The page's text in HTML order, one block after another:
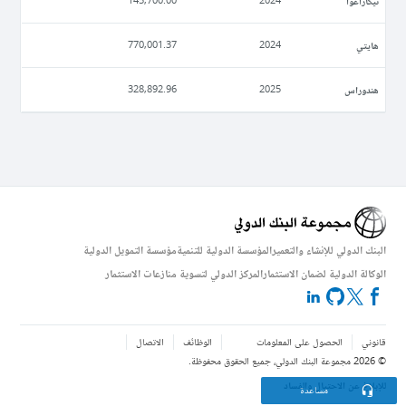
ھايتي 2024
770,001.37
ھندوراس 2025
328,892.96
مساعدة
البنك الدولي للإنشاء والتعميرالمؤسسة الدولية للتنميةمؤسسة التمويل الدولية
الوكالة الدولية لضمان الاستثمارالمركز الدولي لتسوية منازعات الاستثمار
قانوني الحصول على المعلومات الوظائف
الاتصال
©
2026 مجموعة البنك الدولي، جميع الحقوق محفوظة.
للإبلاغ عن الاحتيال والفساد